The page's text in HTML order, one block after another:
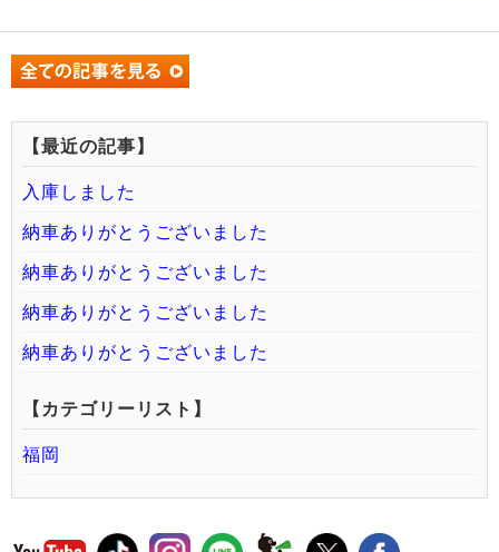
【最近の記事】
入庫しました
納車ありがとうございました
納車ありがとうございました
納車ありがとうございました
納車ありがとうございました
【カテゴリーリスト】
福岡